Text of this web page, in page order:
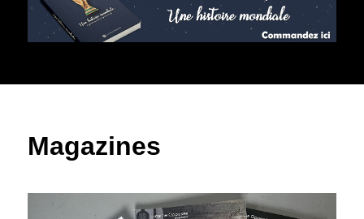
Magazines